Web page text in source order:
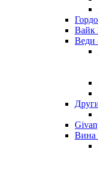
Вайк
Веди
Вина